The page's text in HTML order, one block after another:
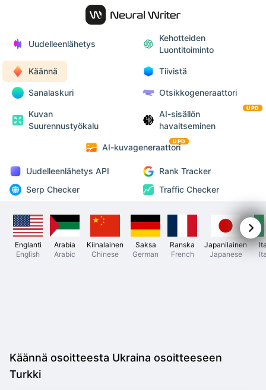
Uudelleenlähetys
Kehotteiden
Luontitoiminto
Käännä Tiivistä
Sanalaskuri Otsikkogeneraattori
Kuvan
Suurennustyökalu
AI-sisällön
havaitseminen
UPD
AI-kuvageneraattori
UPD
Uudelleenlähetys API
Rank Tracker
Serp Checker
Traffic Checker
Englanti
English
Arabia
Arabic
Kiinalainen
Chinese
Saksa
German
Ranska
French
Japanilainen
Japanese
Käännä osoitteesta Ukraina osoitteeseen
Turkki